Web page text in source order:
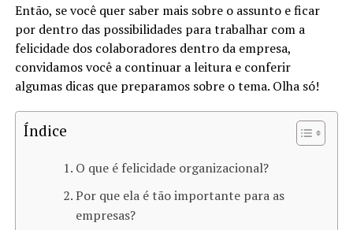
Então, se você quer saber mais sobre o assunto e ficar
por dentro das possibilidades para trabalhar com a
felicidade dos colaboradores dentro da empresa,
convidamos você a continuar a leitura e conferir
algumas dicas que preparamos sobre o tema. Olha só!
Índice
O que é felicidade organizacional?
Por que ela é tão importante para as
empresas?